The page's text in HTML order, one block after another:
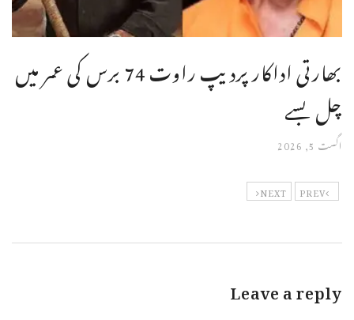
بھارتی اداکار پردیپ راوت 74 برس کی عمر میں
چل بسے
اگست 5, 2026
PREV
NEXT
Leave a reply